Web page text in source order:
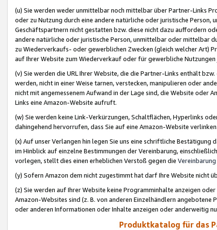
(u) Sie werden weder unmittelbar noch mittelbar über Partner-Links
oder zu Nutzung durch eine andere natürliche oder juristische
Geschäftspartnern nicht gestatten bzw. diese nicht dazu auffordern
andere natürliche oder juristische Person, unmittelbar oder mittelbar
zu Wiederverkaufs- oder gewerblichen Zwecken (gleich welcher Art)
auf Ihrer Website zum Wiederverkauf oder für gewerbliche
(v) Sie werden die URL Ihrer Website, die die Partner-Links enthält
werden, nicht in einer Weise tarnen, verstecken, manipulieren oder
nicht mit angemessenem Aufwand in der Lage sind, die Website oder
Links eine Amazon-Website aufruft.
(w) Sie werden keine Link-Verkürzungen, Schaltflächen, Hyperlinks
dahingehend hervorrufen, dass Sie auf eine Amazon-Website
(x) Auf unser Verlangen hin legen Sie uns eine schriftliche
im Hinblick auf einzelne Bestimmungen der Vereinbarung,
vorlegen, stellt dies einen erheblichen Verstoß gegen die Vereinbarung
(y) Sofern Amazon dem nicht zugestimmt hat darf Ihre Website nicht
(z) Sie werden auf Ihrer Website keine Programminhalte anzeigen
Amazon-Websites sind (z. B. von anderen Einzelhändlern
oder anderen Informationen oder Inhalte anzeigen oder anderweitig
Produktkatalog für das